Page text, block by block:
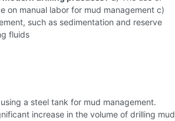
on manual labor for mud management c)
such as sedimentation and reserve
fluids
a steel tank for mud management.
increase in the volume of drilling mud